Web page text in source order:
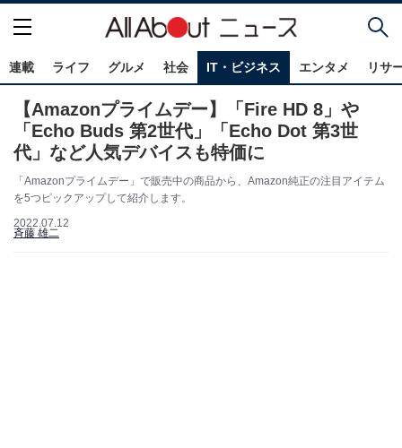
連載 ライフ グルメ 社会 IT・ビジネス エンタメ リサ
【Amazonプライムデー】「Fire HD 8」や
「Echo Buds 第2世代」「Echo Dot 第3世
代」など人気デバイスも特価に
「Amazonプライムデー」で販売中の商品から、Amazon純正の注目アイテム
を5つピックアップして紹介します。
2022.07.12
斉藤 雄二